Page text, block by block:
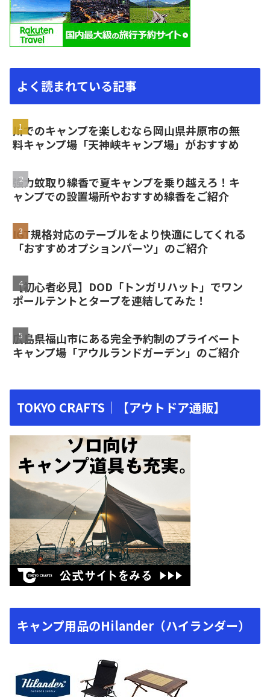
よく読まれている記事
川でのキャンプを楽しむなら岡山県井原市の無
料キャンプ場「天神峡キャンプ場」がおすすめ
強力蚊取り線香で夏キャンプを乗り越えろ！キ
ャンプでの設置場所やおすすめ線香をご紹介
IGT規格対応のテーブルをより快適にしてくれる
「おすすめオプションパーツ」のご紹介
【初心者必見】DOD「トンガリハット」でワン
ポールテントとタープを連結してみた！
広島県福山市にある完全予約制のプライベート
キャンプ場「アウルランドガーデン」のご紹介
TOKYO CRAFTS｜【アウトドア通販】
キャンプ用品のHilander（ハイランダー）